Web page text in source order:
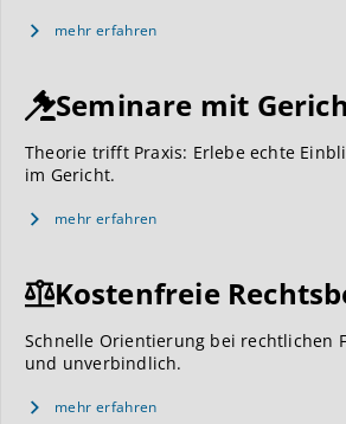
mehr erfahren
Seminare mit
Theorie trifft Praxis: Erlebe echte
im Gericht.
mehr erfahren
Kostenfreie
Schnelle Orientierung bei rechtlichen
und unverbindlich.
mehr erfahren